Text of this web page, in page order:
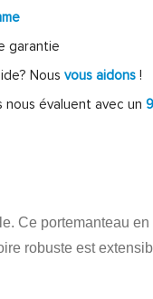
garantie
Nous vous aidons!
nous évaluent avec un
Ce portemanteau
robuste est